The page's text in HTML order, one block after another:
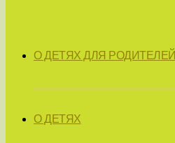
О ДЕТЯХ ДЛЯ РОДИТЕЛЕЙ
О ДЕТЯХ